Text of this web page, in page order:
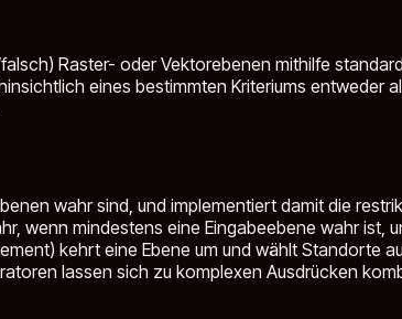
Raster- oder Vektorebenen mithilfe
eines bestimmten Kriteriums entweder
wahr sind, und implementiert damit die
wenn mindestens eine Eingabeebene wahr ist,
kehrt eine Ebene um und wählt Standorte
lassen sich zu komplexen Ausdrücken